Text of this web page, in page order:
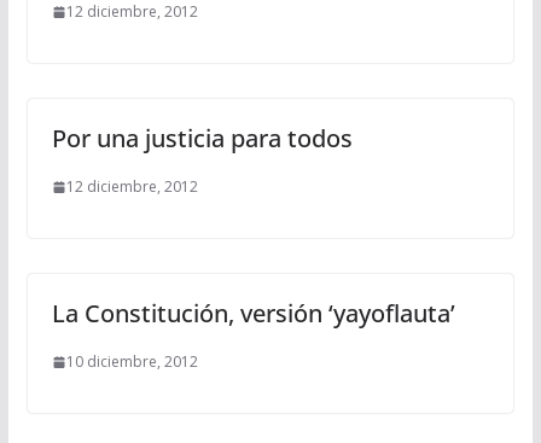
12 diciembre, 2012
Por una justicia para todos
12 diciembre, 2012
La Constitución, versión ‘yayoflauta’
10 diciembre, 2012